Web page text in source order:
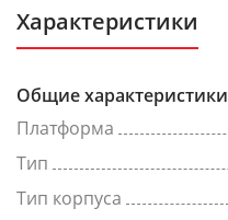
Характеристики
Общие характеристики
Платформа
Тип
Тип корпуса